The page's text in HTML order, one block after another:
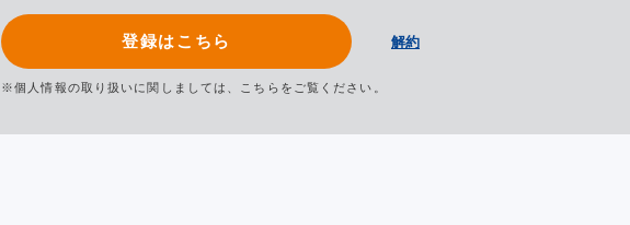
登録はこちら 解約
※個人情報の取り扱いに関しましては、 こちら をご覧ください。